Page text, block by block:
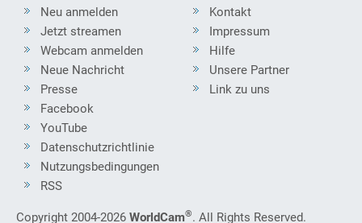
Neu anmelden
Jetzt streamen
Webcam anmelden
Neue Nachricht
Presse
Kontakt
Impressum
Hilfe
Unsere Partner
Link zu uns
Facebook
YouTube
Datenschutzrichtlinie
Nutzungsbedingungen
RSS
Copyright 2004-2026 WorldCam®. All Rights Reserved.